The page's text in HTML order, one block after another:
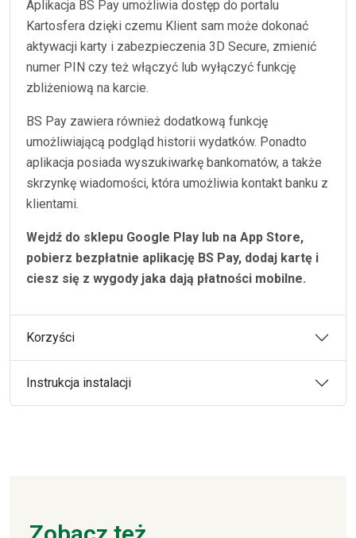
Aplikacja BS Pay umożliwia dostęp do portalu
Kartosfera dzięki czemu Klient sam może dokonać
aktywacji karty i zabezpieczenia 3D Secure, zmienić
numer PIN czy też włączyć lub wyłączyć funkcję
zbliżeniową na karcie.
BS Pay zawiera również dodatkową funkcję
umożliwiającą podgląd historii wydatków. Ponadto
aplikacja posiada wyszukiwarkę bankomatów, a także
skrzynkę wiadomości, która umożliwia kontakt banku z
klientami.
Wejdź do sklepu Google Play lub na App Store,
pobierz bezpłatnie aplikację BS Pay, dodaj kartę i
ciesz się z wygody jaka dają płatności mobilne.
Korzyści
Instrukcja instalacji